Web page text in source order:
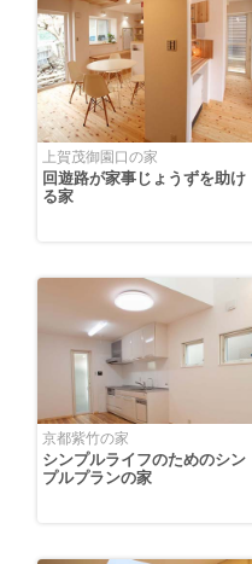
上賀茂御園口の家
回遊路が家事じょうずを助け
る家
京都紫竹の家
シンプルライフのためのシン
プルプランの家